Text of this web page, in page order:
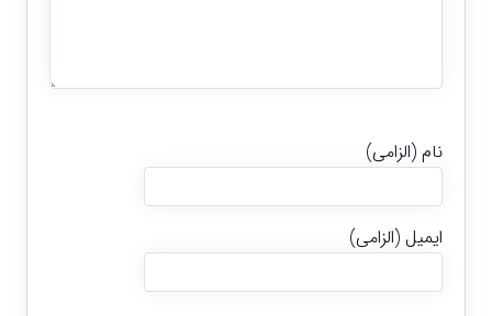
نام (الزامی)
ایمیل (الزامی)